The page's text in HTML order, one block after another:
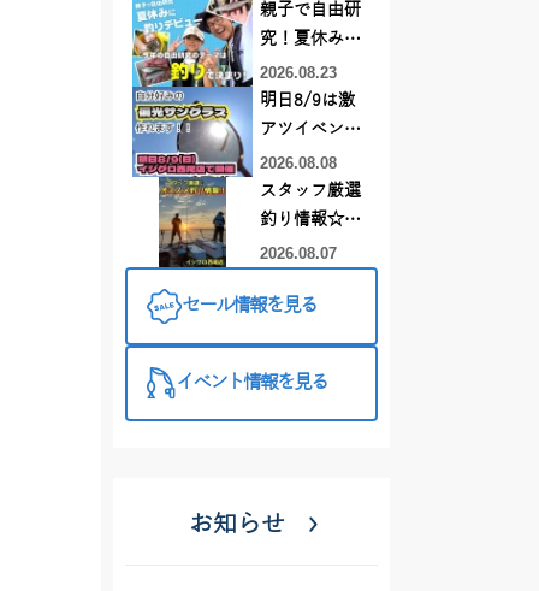
親子で自由研
究！夏休みに
釣りデビュー
2026.08.23
明日8/9は激
アツイベント
日！！！～オ
ーダー偏光グ
ラス受注会～
2026.08.08
スタッフ厳選
釣り情報☆彡
連休は何釣り
♪【イシグロ
2026.08.07
セール情報を見る
イベント情報を見る
お知らせ